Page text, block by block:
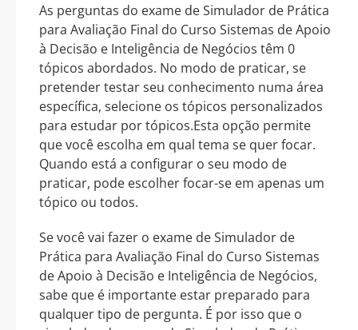
As perguntas do exame de Simulador de Prática
para Avaliação Final do Curso Sistemas de Apoio
à Decisão e Inteligência de Negócios têm 0
tópicos abordados. No modo de praticar, se
pretender testar seu conhecimento numa área
específica, selecione os tópicos personalizados
para estudar por tópicos.Esta opção permite
que você escolha em qual tema se quer focar.
Quando está a configurar o seu modo de
praticar, pode escolher focar-se em apenas um
tópico ou todos.
Se você vai fazer o exame de Simulador de
Prática para Avaliação Final do Curso Sistemas
de Apoio à Decisão e Inteligência de Negócios,
sabe que é importante estar preparado para
qualquer tipo de pergunta. É por isso que o